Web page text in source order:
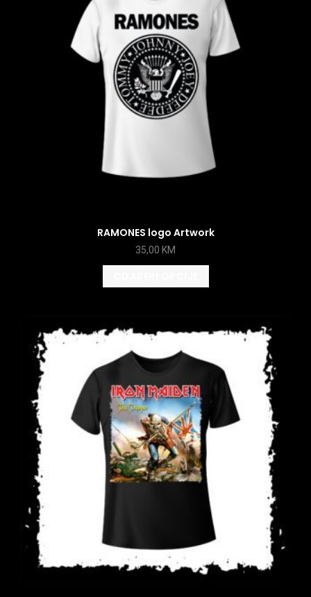
RAMONES logo Artwork
35,00 KM